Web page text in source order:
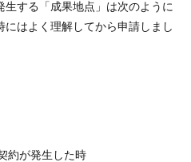
する「成果地点」は次のように
はよく理解してから申請しまし
約が発生した時